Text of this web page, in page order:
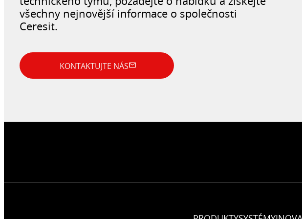
všechny nejnovější informace o společnosti
Ceresit.
KONTAKTUJTE NÁS